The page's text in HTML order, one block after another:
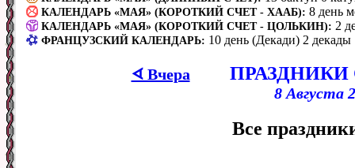
КАЛЕНДАРЬ «МАЯ» (КОРОТКИЙ СЧЕТ - ХААБ): 8 день
КАЛЕНДАРЬ «МАЯ» (КОРОТКИЙ СЧЕТ - ЦОЛЬКИН): 2
ФРАНЦУЗСКИЙ КАЛЕНДАРЬ: 10 день (Декади) 2
ᗏ Вчера ПРАЗДНИКИ
8 Августа
Все